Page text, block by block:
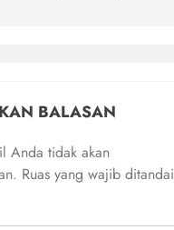
BALASAN
Anda tidak akan
Ruas yang wajib ditandai